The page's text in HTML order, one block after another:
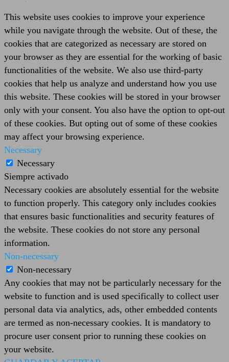
This website uses cookies to improve your experience
while you navigate through the website. Out of these, the
cookies that are categorized as necessary are stored on
your browser as they are essential for the working of basic
functionalities of the website. We also use third-party
cookies that help us analyze and understand how you use
this website. These cookies will be stored in your browser
only with your consent. You also have the option to opt-out
of these cookies. But opting out of some of these cookies
may affect your browsing experience.
Necessary
Necessary
Siempre activado
Necessary cookies are absolutely essential for the website
to function properly. This category only includes cookies
that ensures basic functionalities and security features of
the website. These cookies do not store any personal
information.
Non-necessary
Non-necessary
Any cookies that may not be particularly necessary for the
website to function and is used specifically to collect user
personal data via analytics, ads, other embedded contents
are termed as non-necessary cookies. It is mandatory to
procure user consent prior to running these cookies on
your website.